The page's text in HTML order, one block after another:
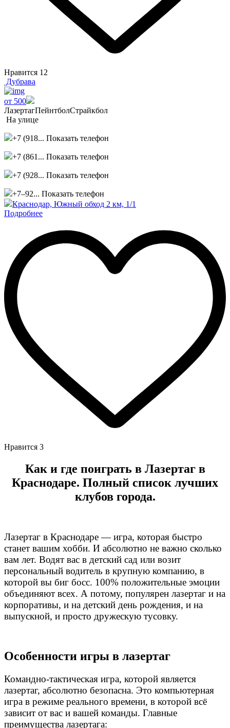
Нравится 12
Дубрава
от 500
ЛазертагПейнтболСтрайкбол
На улице
+7 (918... Показать телефон
+7 (861... Показать телефон
+7 (928... Показать телефон
+7–92... Показать телефон
Краснодар, Южный обход 2 км, 1/1
Подробнее
Нравится 3
Как и где поиграть в Лазертаг в
Краснодаре. Полный список лучших
клубов города.
Лазертаг в Краснодаре — игра, которая быстро
станет вашим хобби. И абсолютно не важно сколько
вам лет. Водят вас в детский сад или возит
персональный водитель в крупную компанию, в
которой вы биг босс. 100% положительные эмоции
объединяют всех. А потому, популярен лазертаг и на
корпоративы, и на детский день рождения, и на
выпускной, и просто дружескую тусовку.
Особенности игры в лазертаг
Командно-тактическая игра, которой является
лазертаг, абсолютно безопасна. Это компьютерная
игра в режиме реального времени, в которой всё
зависит от вас и вашей команды. Главные
преимущества лазертага: